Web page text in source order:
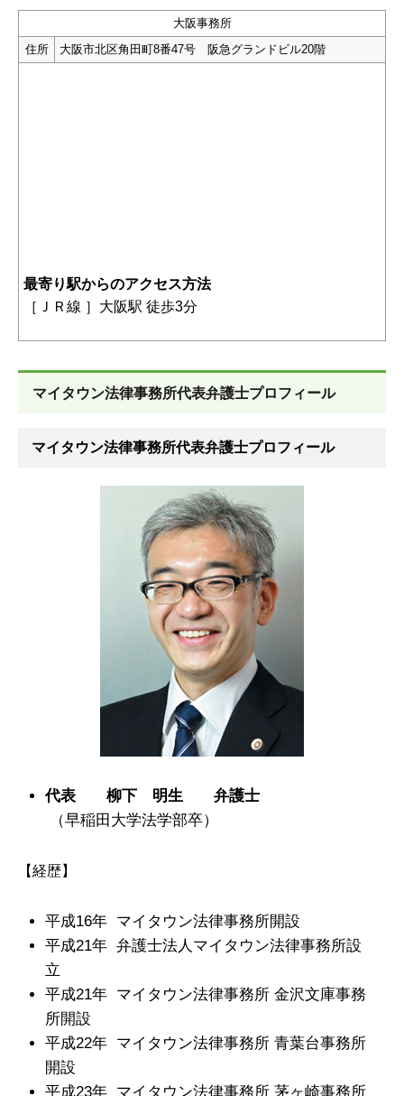
大阪事務所
住所
大阪市北区角田町8番47号 阪急グランドビル20階
最寄り駅からのアクセス方法
［ ＪＲ線 ］大阪駅 徒歩3分
マイタウン法律事務所代表弁護士プロフィール
マイタウン法律事務所代表弁護士プロフィール
代表 柳下 明生 弁護士
（早稲田大学法学部卒）
【経歴】
平成16年 マイタウン法律事務所開設
平成21年 弁護士法人マイタウン法律事務所設
立
平成21年 マイタウン法律事務所 金沢文庫事務
所開設
平成22年 マイタウン法律事務所 青葉台事務所
開設
平成23年 マイタウン法律事務所 茅ヶ崎事務所